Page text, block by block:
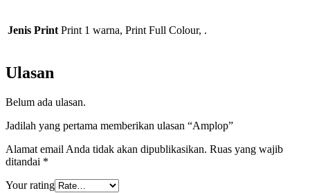
Jenis Print Print 1 warna, Print Full Colour, .
Ulasan
Belum ada ulasan.
Jadilah yang pertama memberikan ulasan “Amplop”
Alamat email Anda tidak akan dipublikasikan. Ruas yang wajib
ditandai *
Your rating